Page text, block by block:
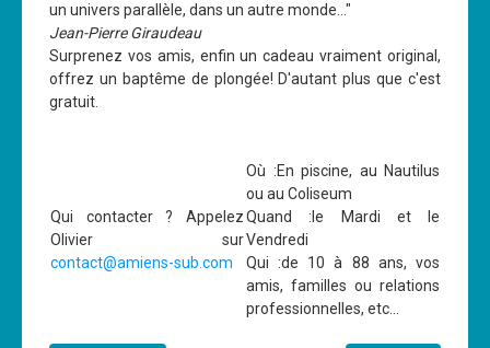
Archives
Calendrier
Niveau 1
un univers parallèle, dans un autre monde..."
Jean-Pierre Giraudeau
Surprenez vos amis, enfin un cadeau vraiment original,
offrez un baptême de plongée! D'autant plus que c'est
gratuit.
Qui contacter ? Appelez
Olivier sur
contact@amiens-sub.com
Où :En piscine, au Nautilus
ou au Coliseum
Quand :le Mardi et le
Vendredi
Qui :de 10 à 88 ans, vos
amis, familles ou relations
professionnelles, etc...